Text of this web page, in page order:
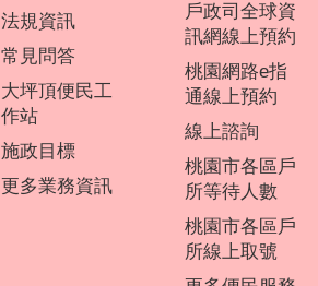
法規資訊
常見問答
大坪頂便民工
作站
施政目標
更多業務資訊
戶政司全球資
訊網線上預約
桃園網路e指
通線上預約
線上諮詢
桃園市各區戶
所等待人數
桃園市各區戶
所線上取號